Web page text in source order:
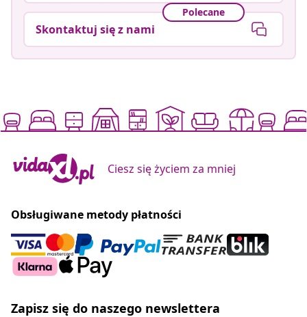
Polecane
Skontaktuj się z nami
Ciesz się życiem za mniej
Obsługiwane metody płatności
Zapisz się do naszego newslettera